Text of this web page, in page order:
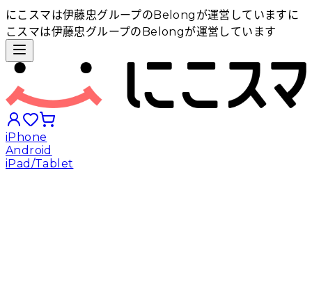
にこスマは伊藤忠グループのBelongが運営しています に
こスマは伊藤忠グループのBelongが運営しています
iPhone
Android
iPad/Tablet